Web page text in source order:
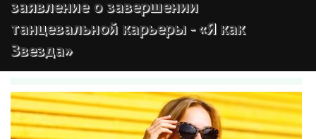
заявление о завершении
танцевальной карьеры - «Я как
Звезда»